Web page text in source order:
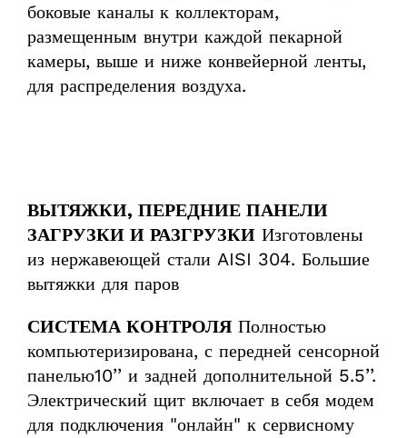
боковые каналы к коллекторам,
размещенным внутри каждой пекарной
камеры, выше и ниже конвейерной ленты,
для распределения воздуха.
ВЫТЯЖКИ, ПЕРЕДНИЕ ПАНЕЛИ
ЗАГРУЗКИ И РАЗГРУЗКИИзготовлены
из нержавеющей стали AISI 304. Большие
вытяжки для паров
СИСТЕМА КОНТРОЛЯПолностью
компьютеризирована, с передней сенсорной
панелью10’’ и задней дополнительной 5.5’’.
Электрический щит включает в себя модем
для подключения "онлайн" к сервисному